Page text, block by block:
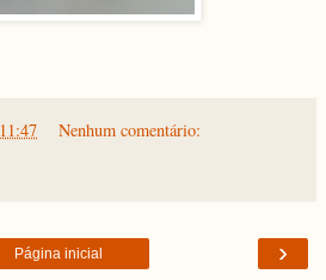
11:47 Nenhum comentário:
›
Página inicial